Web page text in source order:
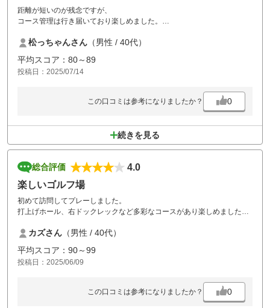
距離が短いのが残念ですが、
コース管理は行き届いており楽しめました。
涼しいシーズンに改めてお邪魔します。
松っちゃんさん （男性 / 40代）
平均スコア：80～89
投稿日：2025/07/14
この口コミは参考になりましたか？ 0
続きを見る
総合評価
4.0
楽しいゴルフ場
初めて訪問してプレーしました。
打上げホール、右ドックレックなど多彩なコースがあり楽しめました。
施設はロッカールームにビックリ。
色々訪ねたゴルフ場はロッカールームの奥に浴場。って感じですが
脱水所がロッカールームになっていてビックリでした。
カズさん （男性 / 40代）
平均スコア：90～99
投稿日：2025/06/09
この口コミは参考になりましたか？ 0